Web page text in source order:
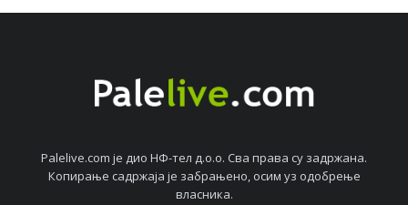
Palelive.com јe дио НФ-тeл д.о.о. Сва права су задржана.
Копирањe садржаја јe забрањeно, осим уз одобрeњe
власника.